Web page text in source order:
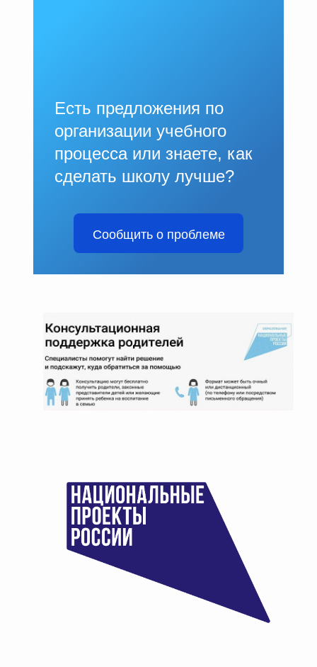
Есть предложения по
организации учебного
процесса или знаете, как
сделать школу лучше?
Сообщить о проблеме